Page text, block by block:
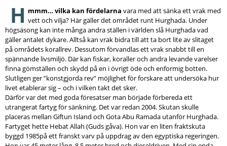
H mmm… vilka kan fördelarna vara med att sänka ett vrak med
vett och vilja? Här gäller det området runt Hurghada. Under
högsäsong kan inte många andra ställen i världen slå Hurghada vad
gäller antalet dykare. Alltså kan vrak bidra till att ta bort lite av slitaget
på områdets korallrev. Dessutom förvandlas ett vrak snabbt till en
spännande livsmiljö. Där kan fiskar, koraller och andra levande varelser
finna gömställen och skydd på en i övrigt öde och enformig botten.
Slutligen ger ”konstgjorda rev” möjlighet för forskare att undersöka hur
livet etablerar sig – och i vilken takt det sker.
Därför var det med goda föresatser man började förbereda ett
utrangerat fartyg för sänkning. Det var redan 2004. Skutan skulle
placeras mellan Giftun Island och Gota Abu Ramada utanför Hurghada.
Fartyget hette Hebat Allah (Guds gåva). Hon var en liten fraktskuta
byggd 1985på ett franskt varv på uppdrag av den egyptiska regeringen.